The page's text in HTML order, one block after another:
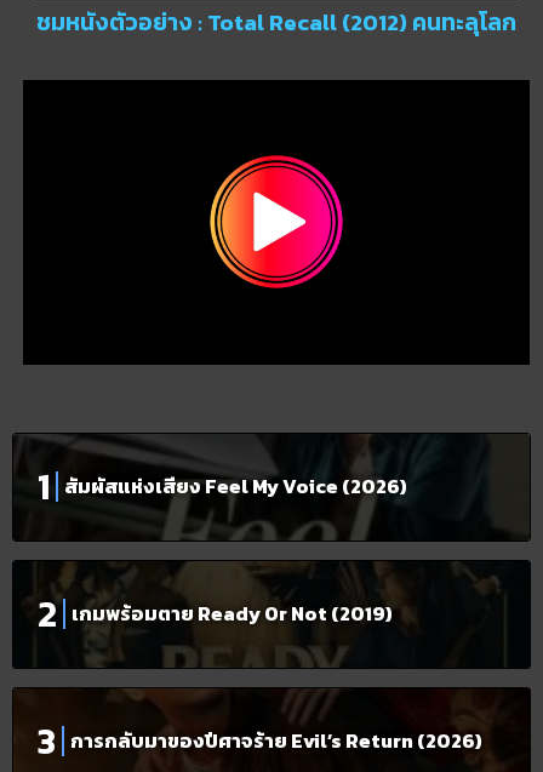
ชมหนังตัวอย่าง : Total Recall (2012) คนทะลุโลก
สัมผัสแห่งเสียง Feel My Voice (2026)
เกมพร้อมตาย Ready Or Not (2019)
การกลับมาของปีศาจร้าย Evil’s Return (2026)